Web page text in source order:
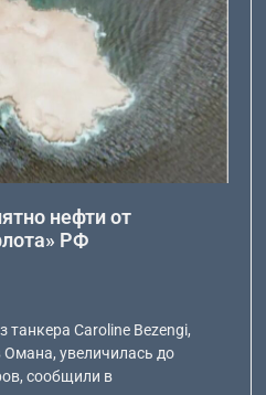
нефти от
РФ
Caroline Bezengi,
Омана, увеличилась до
сообщили в